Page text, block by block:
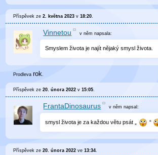
Příspěvek ze2. května 2023 v18:20
Vinnetou v němnapsala:
Smyslem života je najít nějaký smysl života.
Prodleva rok.
Příspěvek ze20. února 2022 v15:05.
FrantaDinosaurus v němnapsal:
smysl života je za každou větu psát „ “
Příspěvek ze20. února 2022 ve13:34.